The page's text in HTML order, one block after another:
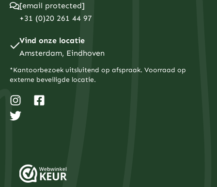
[email protected]
+31 (0)20 261 44 97
Vind onze locatie
Amsterdam, Eindhoven
*Kantoorbezoek uitsluitend op afspraak. Voorraad op
externe beveiligde locatie.
n
s
t
a
m
a
k
-
w
i
t